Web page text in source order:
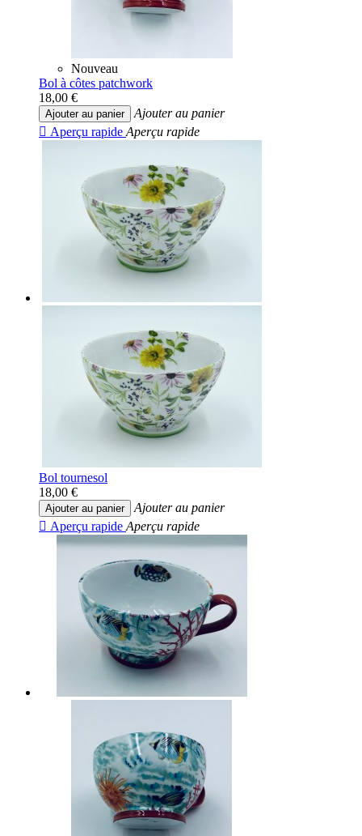
Nouveau
Bol à côtes patchwork
18,00 €
Ajouter au panier
Ajouter au panier
 Aperçu rapide Aperçu rapide
Bol tournesol
18,00 €
Ajouter au panier
Ajouter au panier
 Aperçu rapide Aperçu rapide